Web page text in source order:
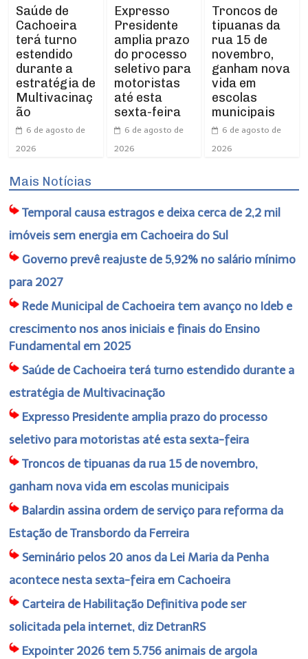
Saúde de
Cachoeira
terá turno
estendido
durante a
estratégia de
Multivacinaç
ão
6 de agosto de
2026
Expresso
Presidente
amplia prazo
do processo
seletivo para
motoristas
até esta
sexta-feira
6 de agosto de
2026
Troncos de
tipuanas da
rua 15 de
novembro,
ganham nova
vida em
escolas
municipais
6 de agosto de
2026
Mais Notícias
Temporal causa estragos e deixa cerca de 2,2 mil
imóveis sem energia em Cachoeira do Sul
Governo prevê reajuste de 5,92% no salário mínimo
para 2027
Rede Municipal de Cachoeira tem avanço no Ideb e
crescimento nos anos iniciais e finais do Ensino
Fundamental em 2025
Saúde de Cachoeira terá turno estendido durante a
estratégia de Multivacinação
Expresso Presidente amplia prazo do processo
seletivo para motoristas até esta sexta-feira
Troncos de tipuanas da rua 15 de novembro,
ganham nova vida em escolas municipais
Balardin assina ordem de serviço para reforma da
Estação de Transbordo da Ferreira
Seminário pelos 20 anos da Lei Maria da Penha
acontece nesta sexta-feira em Cachoeira
Carteira de Habilitação Definitiva pode ser
solicitada pela internet, diz DetranRS
Expointer 2026 tem 5.756 animais de argola